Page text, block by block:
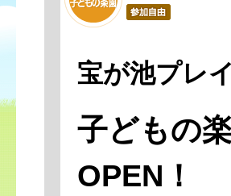
宝が池プレ
子どもの
OPEN！